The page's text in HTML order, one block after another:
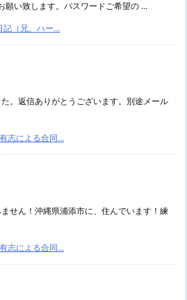
願い致します。パスワードご希望の ...
記（兄、ハー...
。返信ありがとうございます。別途メール
志による合同...
せん！沖縄県浦添市に、住んでいます！練
志による合同...